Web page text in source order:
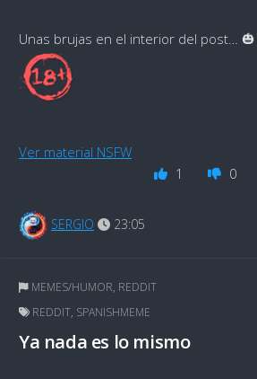
Unas brujas en el interior del post… 🎃
Ver material NSFW
1
0
SERGIO 23:05
MEMES/HUMOR, REDDIT
REDDIT, SPANISHMEME
Ya nada es lo mismo